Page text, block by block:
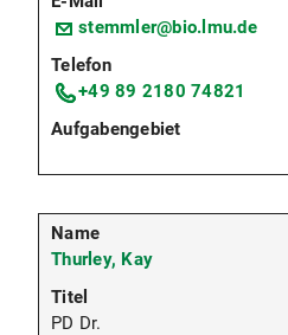
stemmler@bio.lmu.de
+49 89 2180 74821
Thurley, Kay
PD Dr.